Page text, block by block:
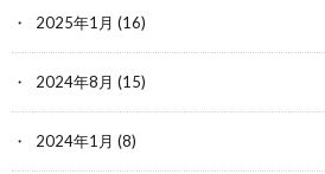
2025年1月 (16)
2024年8月 (15)
2024年1月 (8)